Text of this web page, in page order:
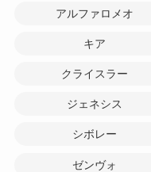
アルファロメオ
キア
クライスラー
ジェネシス
シボレー
ゼンヴォ